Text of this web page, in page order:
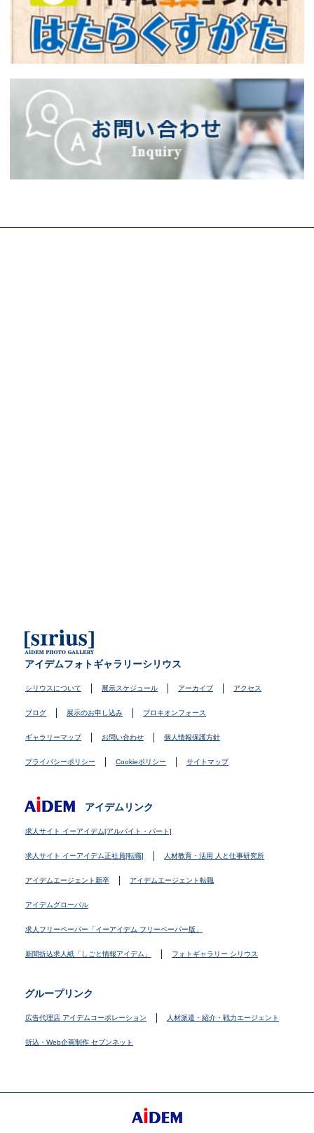
アイデムフォトギャラリーシリウス
シリウスについて 展示スケジュール アーカイブ アクセス
ブログ 展示のお申し込み プロキオンフォース
ギャラリーマップ お問い合わせ 個人情報保護方針
プライバシーポリシー Cookieポリシー サイトマップ
アイデムリンク
求人サイト イーアイデム[アルバイト・パート]
求人サイト イーアイデム正社員[転職] 人材教育・活用 人と仕事研究所
アイデムエージェント新卒 アイデムエージェント転職
アイデムグローバル
求人フリーペーパー「イーアイデム フリーペーパー版」
新聞折込求人紙「しごと情報アイデム」 フォトギャラリー シリウス
グループリンク
広告代理店 アイデムコーポレーション 人材派遣・紹介・戦力エージェント
折込・Web企画制作 セブンネット